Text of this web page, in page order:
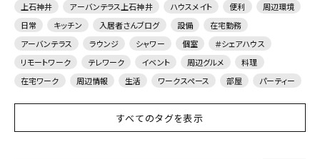
上石神井
アーバンテラス上石神井 ハウスメイト 便利
周辺環境
日常
キッチン 入居者さんブログ 設備
在宅勤務
アーバンテラス
ラウンジ シャワー 個室
＃シェアハウス
リモートワーク
テレワーク イベント 周辺グルメ
料理
在宅ワーク
周辺情報 生活 ワークスペース 部屋 パーティー
すべてのタグを表示